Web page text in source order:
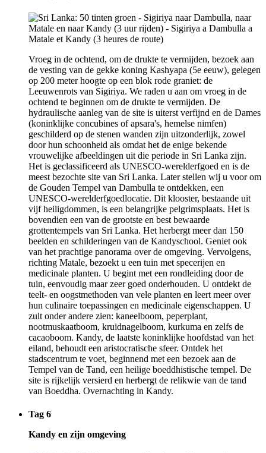
Vroeg in de ochtend, om de drukte te vermijden, bezoek aan
de vesting van de gekke koning Kashyapa (5e eeuw), gelegen
op 200 meter hoogte op een blok rode graniet: de
Leeuwenrots van Sigiriya. We raden u aan om vroeg in de
ochtend te beginnen om de drukte te vermijden. De
hydraulische aanleg van de site is uiterst verfijnd en de Dames
(koninklijke concubines of apsara's, hemelse nimfen)
geschilderd op de stenen wanden zijn uitzonderlijk, zowel
door hun schoonheid als omdat het de enige bekende
vrouwelijke afbeeldingen uit die periode in Sri Lanka zijn.
Het is geclassificeerd als UNESCO-werelderfgoed en is de
meest bezochte site van Sri Lanka. Later stellen wij u voor om
de Gouden Tempel van Dambulla te ontdekken, een
UNESCO-werelderfgoedlocatie. Dit klooster, bestaande uit
vijf heiligdommen, is een belangrijke pelgrimsplaats. Het is
bovendien een van de grootste en best bewaarde
grottentempels van Sri Lanka. Het herbergt meer dan 150
beelden en schilderingen van de Kandyschool. Geniet ook
van het prachtige panorama over de omgeving. Vervolgens,
richting Matale, bezoekt u een tuin met specerijen en
medicinale planten. U begint met een rondleiding door de
tuin, eenvoudig maar zeer goed onderhouden. U ontdekt de
teelt- en oogstmethoden van vele planten en leert meer over
hun culinaire toepassingen en medicinale eigenschappen. U
zult onder andere zien: kaneelboom, peperplant,
nootmuskaatboom, kruidnagelboom, kurkuma en zelfs de
cacaoboom. Kandy, de laatste koninklijke hoofdstad van het
eiland, behoudt een aristocratische sfeer. Ontdek het
stadscentrum te voet, beginnend met een bezoek aan de
Tempel van de Tand, een heilige boeddhistische tempel. De
site is rijkelijk versierd en herbergt de relikwie van de tand
van Boeddha. Overnachting in Kandy.
Tag 6
Kandy en zijn omgeving